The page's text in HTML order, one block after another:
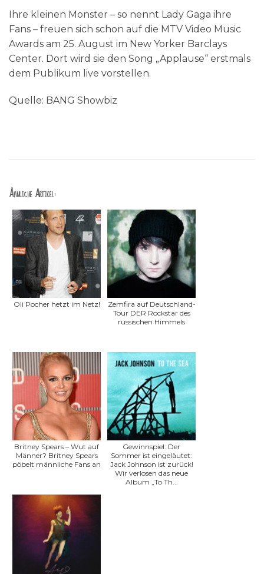
Ihre kleinen Monster – so nennt Lady Gaga ihre
Fans – freuen sich schon auf die MTV Video Music
Awards am 25. August im New Yorker Barclays
Center. Dort wird sie den Song „Applause“ erstmals
dem Publikum live vorstellen.
Quelle: BANG Showbiz
Ähnliche Artikel:
Oli Pocher hetzt im Netz!
Zemfira auf Deutschland-
Tour DER Rockstar des
russischen Himmels
Britney Spears – Wut auf
Männer? Britney Spears
pöbelt männliche Fans an
Gewinnspiel: Der
Sommer ist eingeläutet:
Jack Johnson ist zurück!
Wir verlosen das neue
Album „To Th...